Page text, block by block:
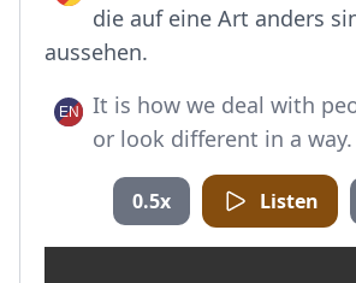
die auf eine Art anders
aussehen.
It is how we deal with
or look different in a way.
0.5x Listen